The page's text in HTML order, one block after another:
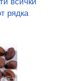
всички
рядка